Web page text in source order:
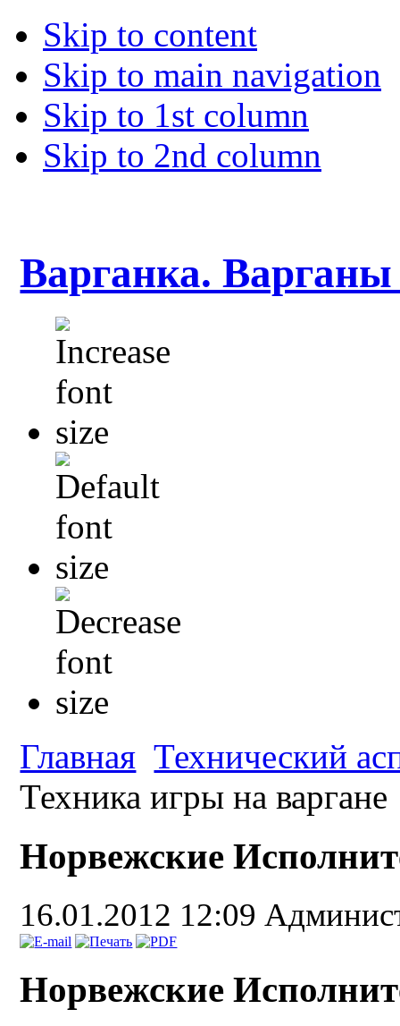
Skip to content
Skip to main navigation
Skip to 1st column
Skip to 2nd column
Варганка. Варганы
Главная Технический
Техника игры на варгане
Норвежские
16.01.2012 12:09
Норвежские